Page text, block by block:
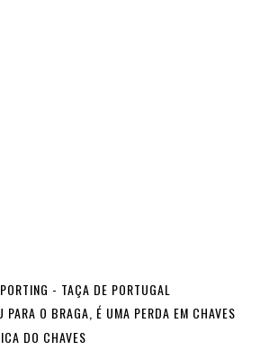
- TAÇA DE PORTUGAL
PARA O BRAGA, É UMA PERDA EM CHAVES
DO CHAVES